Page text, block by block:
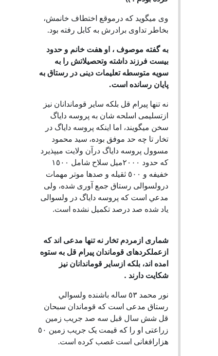
وى ميگويد که درموقع اختطاف خانمش،
بخاطر تداوى برادرش به کابل رفته بود.
به گفته موصوف ، او هفت خانم و حدود
بيست فرزند داشته وتحصيلاتش را به
سويه متوسطه تعليمات دينى در رستاق به
پايان رسانده است.
نه تنها پيرام قل بلکه ساير قوماندانان نيز
ازتسليمى اسلحه شان به پروسه داياگ
سخن ميگويند، اما اينکه پروسه داياگ در
تخار تا چه حد موفق بوده، سيد محمود
مسوول پروسه داياگ درآن ولايت ميپذيرد
که حدود ٢٠٠٠ميل سلاح شامل ١٥٠٠
خفيفه و ٥٠٠ ثقيله و صدها موتر مهمات
درولسوالى رستاق جمع آورى شده، ولى
مدعي است که پروسه داياگ در ولسوالى
ياد شده صد درصد تکميل نشده است.
شمارى ازمردم تخار نه تنها مدعى اند که
ازعملکردهاى قوماندان پيرام قل به ستوه
امده اند، بلکه ازساير قوماندانان نيز
شکايت دارند .
نور محمد ٥٣ ساله باشنده ولسوالي
رستاق مدعى است که قوماندان سبحان
قل شش سال قبل سه صد جريب زمين
زراعتى او را که قيمت يک جريب زمين ٥٠
هزارافغانى است غصب کرده است.